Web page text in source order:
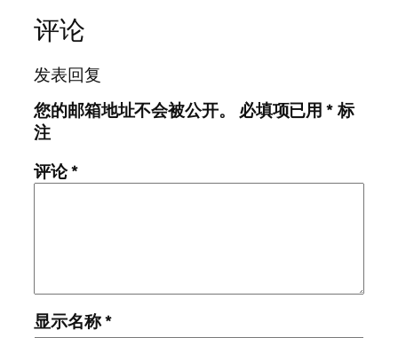
评论
发表回复
您的邮箱地址不会被公开。
必填项已用*标
注
评论*
显示名称*